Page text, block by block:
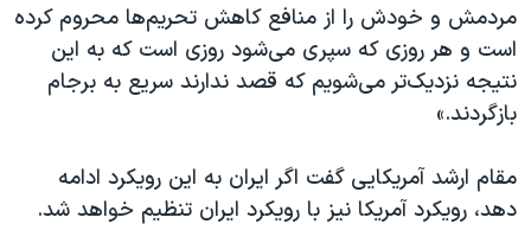
مردمش و خودش را از منافع کاهش تحریم‌ها محروم کرده
است و هر روزی که سپری می‌شود روزی است که به این
نتیجه نزدیک‌تر می‌شویم که قصد ندارند سریع به برجام
بازگردند.»
مقام ارشد آمریکایی گفت اگر ایران به این رویکرد ادامه
دهد، رویکرد آمریکا نیز با رویکرد ایران تنظیم خواهد شد.